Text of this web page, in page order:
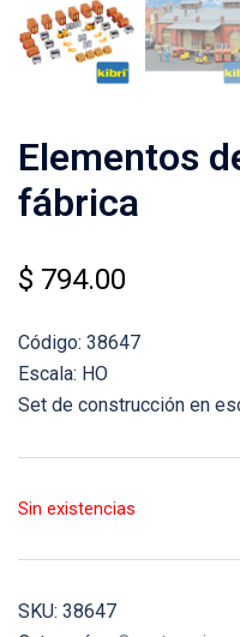
Elementos
fábrica
$ 794.00
Código: 38647
Escala: HO
Set de construcción en
Sin existencias
SKU: 38647